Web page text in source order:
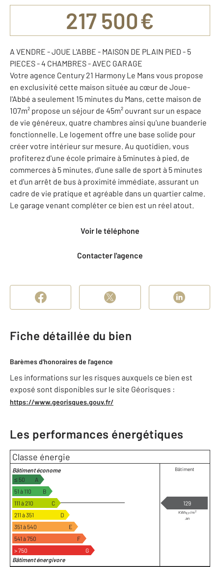
217 500 €
A VENDRE - JOUE L'ABBE - MAISON DE PLAIN PIED - 5
PIECES - 4 CHAMBRES - AVEC GARAGE
Votre agence Century 21 Harmony Le Mans vous propose
en exclusivité cette maison située au cœur de Joue-
l'Abbé a seulement 15 minutes du Mans, cette maison de
107m² propose un séjour de 45m² ouvrant sur un espace
de vie généreux, quatre chambres ainsi qu'une buanderie
fonctionnelle. Le logement offre une base solide pour
créer votre intérieur sur mesure. Au quotidien, vous
profiterez d'une école primaire à 5minutes à pied, de
commerces à 5 minutes, d'une salle de sport à 5 minutes
et d'un arrêt de bus à proximité immédiate, assurant un
cadre de vie pratique et agréable dans un quartier calme.
Le garage venant compléter ce bien est un réel atout.
Voir le téléphone
Contacter l'agence
Fiche détaillée du bien
Barèmes d'honoraires de l'agence
Les informations sur les risques auxquels ce bien est
exposé sont disponibles sur le site Géorisques :
https://www.georisques.gouv.fr/
Les performances énergétiques
Classe énergie
Bâtiment économe
≤ 50
A
51 à 110
B
111 à 210
C
211 à 351
D
351 à 540
E
541 à 750
F
> 750
G
Bâtiment énergivore
Bâtiment
129
KWhEP/m2
.an